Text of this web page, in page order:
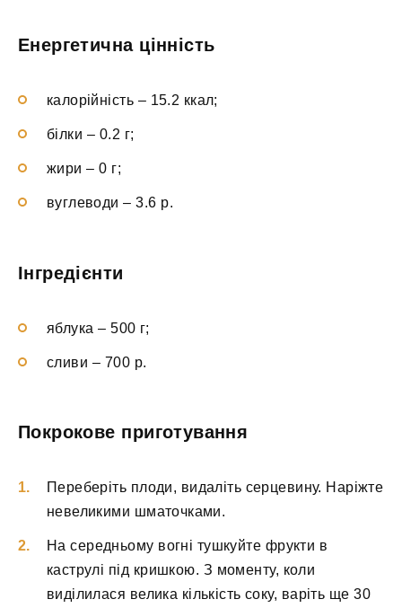
Енергетична цінність
калорійність – 15.2 ккал;
білки – 0.2 г;
жири – 0 г;
вуглеводи – 3.6 р.
Інгредієнти
яблука – 500 г;
сливи – 700 р.
Покрокове приготування
Переберіть плоди, видаліть серцевину. Наріжте
невеликими шматочками.
На середньому вогні тушкуйте фрукти в
каструлі під кришкою. З моменту, коли
виділилася велика кількість соку, варіть ще 30